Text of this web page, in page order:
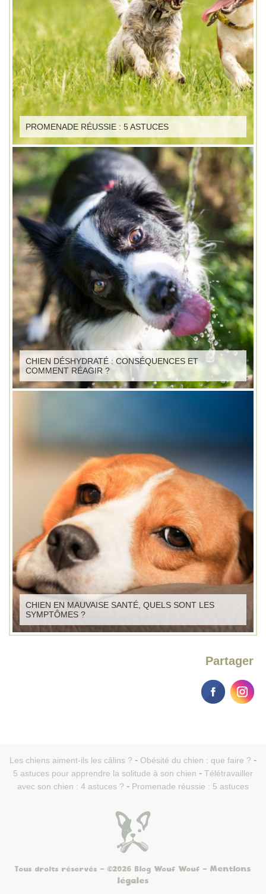
PROMENADE RÉUSSIE : 5 ASTUCES
CHIEN DÉSHYDRATÉ : CONSÉQUENCES ET
COMMENT RÉAGIR ?
CHIEN EN MAUVAISE SANTÉ, QUELS SONT LES
SYMPTÔMES ?
Partager
Les chiens aiment-ils les câlins ?
Obésité du chien : que faire ?
5 astuces pour apprendre la solitude à son chien
Télétravailler
avec son chien : 4 astuces ?
Promenade réussie : 5 astuces
Tous droits réservés - ©2026 Blog Wouf Wouf - Mentions
légales